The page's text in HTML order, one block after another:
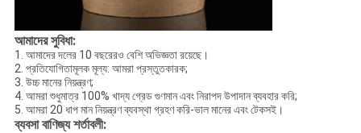
আমাদের সুবিধা:
1. আমাদের দলের 10 বছরেরও বেশি অভিজ্ঞতা রয়েছে।
2. প্রতিযোগিতামূলক মূল্য: আমরা প্রস্তুতকারক;
3. উচ্চ মানের নিয়ন্ত্রণ;
4. আমরা শুধুমাত্র 100% খাদ্য গ্রেড গুণমান এবং নিরাপদ উপাদান ব্যবহার করি;
5. আমরা 20 ধাপ মান নিয়ন্ত্রণ ব্যবস্থা গ্রহণ করি-ভাল মানের এবং টেকসই।
ব্যবসা বাণিজ্য শর্তাবলী: